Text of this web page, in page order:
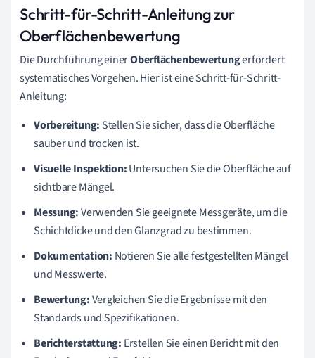
Schritt-für-Schritt-Anleitung zur
Oberflächenbewertung
Die Durchführung einerOberflächenbewertungerfordert
systematisches Vorgehen. Hier ist eine Schritt-für-Schritt-
Anleitung:
Vorbereitung: Stellen Sie sicher, dass die Oberfläche
sauber und trocken ist.
Visuelle Inspektion:Untersuchen Sie die Oberfläche auf
sichtbare Mängel.
Messung:Verwenden Sie geeignete Messgeräte, um die
Schichtdicke und den Glanzgrad zu bestimmen.
Dokumentation: Notieren Sie alle festgestellten Mängel
und Messwerte.
Bewertung:Vergleichen Sie die Ergebnisse mit den
Standards und Spezifikationen.
Berichterstattung: Erstellen Sie einen Bericht mit den